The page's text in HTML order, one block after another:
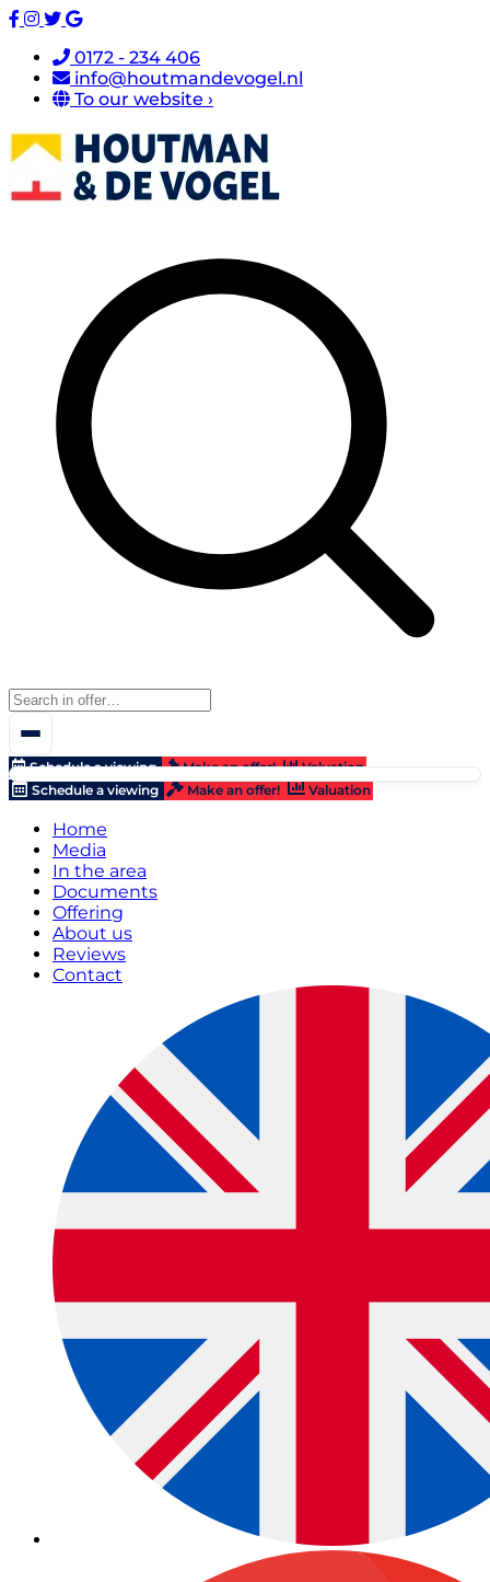
0172 - 234 406
info@houtmandevogel.nl
To our website ›
Schedule a viewing Make an offer!
Valuation
Schedule a viewing
Make an offer! Valuation
Home
Media
In the area
Documents
Offering
About us
Reviews
Contact